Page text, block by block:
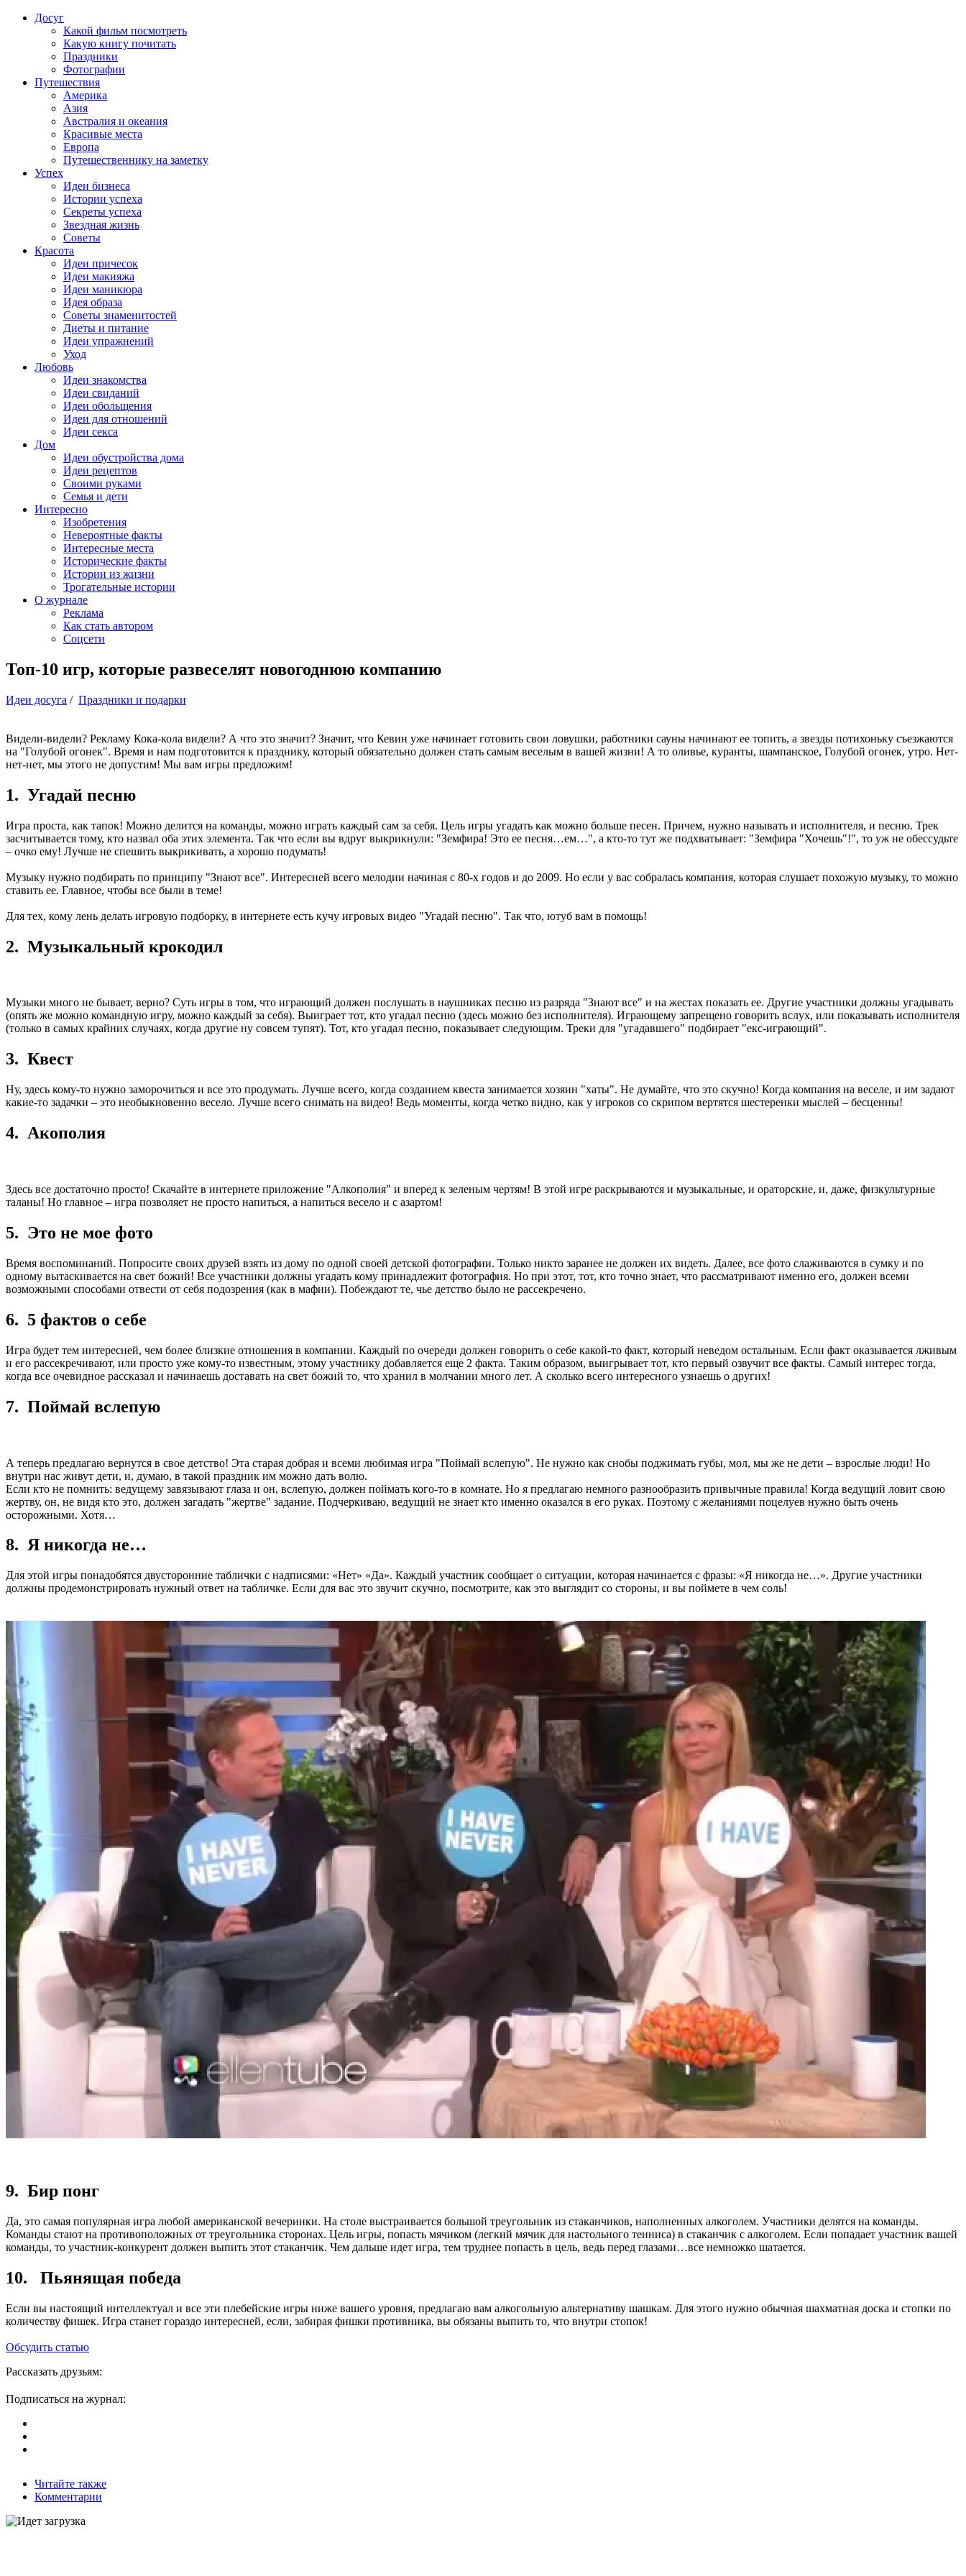
Досуг
Какой фильм посмотреть
Какую книгу почитать
Праздники
Фотографии
Путешествия
Америка
Азия
Австралия и океания
Красивые места
Европа
Путешественнику на заметку
Успех
Идеи бизнеса
Истории успеха
Секреты успеха
Звездная жизнь
Советы
Красота
Идеи причесок
Идеи макияжа
Идеи маникюра
Идея образа
Советы знаменитостей
Диеты и питание
Идеи упражнений
Уход
Любовь
Идеи знакомства
Идеи свиданий
Идеи обольщения
Идеи для отношений
Идеи секса
Дом
Идеи обустройства дома
Идеи рецептов
Своими руками
Семья и дети
Интересно
Изобретения
Невероятные факты
Интересные места
Исторические факты
Истории из жизни
Трогательные истории
О журнале
Реклама
Как стать автором
Соцсети
Топ-10 игр, которые развеселят новогоднюю компанию
Идеи досуга / Праздники и подарки
Видели-видели? Рекламу Кока-кола видели? А что это значит? Значит, что Кевин уже начинает готовить свои ловушки, работники сауны начинают ее топить, а звезды потихоньку съезжаются
на "Голубой огонек". Время и нам подготовится к празднику, который обязательно должен стать самым веселым в вашей жизни! А то оливье, куранты, шампанское, Голубой огонек, утро. Нет-
нет-нет, мы этого не допустим! Мы вам игры предложим!
1. Угадай песню
Игра проста, как тапок! Можно делится на команды, можно играть каждый сам за себя. Цель игры угадать как можно больше песен. Причем, нужно называть и исполнителя, и песню. Трек
засчитывается тому, кто назвал оба этих элемента. Так что если вы вдруг выкрикнули: "Земфира! Это ее песня…ем…", а кто-то тут же подхватывает: "Земфира "Хочешь"!", то уж не обессудьте
– очко ему! Лучше не спешить выкрикивать, а хорошо подумать!
Музыку нужно подбирать по принципу "Знают все". Интересней всего мелодии начиная с 80-х годов и до 2009. Но если у вас собралась компания, которая слушает похожую музыку, то можно
ставить ее. Главное, чтобы все были в теме!
Для тех, кому лень делать игровую подборку, в интернете есть кучу игровых видео "Угадай песню". Так что, ютуб вам в помощь!
2. Музыкальный крокодил
Музыки много не бывает, верно? Суть игры в том, что играющий должен послушать в наушниках песню из разряда "Знают все" и на жестах показать ее. Другие участники должны угадывать
(опять же можно командную игру, можно каждый за себя). Выиграет тот, кто угадал песню (здесь можно без исполнителя). Играющему запрещено говорить вслух, или показывать исполнителя
(только в самых крайних случаях, когда другие ну совсем тупят). Тот, кто угадал песню, показывает следующим. Треки для "угадавшего" подбирает "екс-играющий".
3. Квест
Ну, здесь кому-то нужно заморочиться и все это продумать. Лучше всего, когда созданием квеста занимается хозяин "хаты". Не думайте, что это скучно! Когда компания на веселе, и им задают
какие-то задачки – это необыкновенно весело. Лучше всего снимать на видео! Ведь моменты, когда четко видно, как у игроков со скрипом вертятся шестеренки мыслей – бесценны!
4. Акополия
Здесь все достаточно просто! Скачайте в интернете приложение "Алкополия" и вперед к зеленым чертям! В этой игре раскрываются и музыкальные, и ораторские, и, даже, физкультурные
таланы! Но главное – игра позволяет не просто напиться, а напиться весело и с азартом!
5. Это не мое фото
Время воспоминаний. Попросите своих друзей взять из дому по одной своей детской фотографии. Только никто заранее не должен их видеть. Далее, все фото слаживаются в сумку и по
одному вытаскивается на свет божий! Все участники должны угадать кому принадлежит фотография. Но при этот, тот, кто точно знает, что рассматривают именно его, должен всеми
возможными способами отвести от себя подозрения (как в мафии). Побеждают те, чье детство было не рассекречено.
6. 5 фактов о себе
Игра будет тем интересней, чем более близкие отношения в компании. Каждый по очереди должен говорить о себе какой-то факт, который неведом остальным. Если факт оказывается лживым
и его рассекречивают, или просто уже кому-то известным, этому участнику добавляется еще 2 факта. Таким образом, выигрывает тот, кто первый озвучит все факты. Самый интерес тогда,
когда все очевидное рассказал и начинаешь доставать на свет божий то, что хранил в молчании много лет. А сколько всего интересного узнаешь о других!
7. Поймай вслепую
А теперь предлагаю вернутся в свое детство! Эта старая добрая и всеми любимая игра "Поймай вслепую". Не нужно как снобы поджимать губы, мол, мы же не дети – взрослые люди! Но
внутри нас живут дети, и, думаю, в такой праздник им можно дать волю.
Если кто не помнить: ведущему завязывают глаза и он, вслепую, должен поймать кого-то в комнате. Но я предлагаю немного разнообразить привычные правила! Когда ведущий ловит свою
жертву, он, не видя кто это, должен загадать "жертве" задание. Подчеркиваю, ведущий не знает кто именно оказался в его руках. Поэтому с желаниями поцелуев нужно быть очень
осторожными. Хотя…
8. Я никогда не…
Для этой игры понадобятся двусторонние таблички с надписями: «Нет» «Да». Каждый участник сообщает о ситуации, которая начинается с фразы: «Я никогда не…». Другие участники
должны продемонстрировать нужный ответ на табличке. Если для вас это звучит скучно, посмотрите, как это выглядит со стороны, и вы поймете в чем соль!
9. Бир понг
Да, это самая популярная игра любой американской вечеринки. На столе выстраивается большой треугольник из стаканчиков, наполненных алкоголем. Участники делятся на команды.
Команды стают на противоположных от треугольника сторонах. Цель игры, попасть мячиком (легкий мячик для настольного тенниса) в стаканчик с алкоголем. Если попадает участник вашей
команды, то участник-конкурент должен выпить этот стаканчик. Чем дальше идет игра, тем труднее попасть в цель, ведь перед глазами…все немножко шатается.
10. Пьянящая победа
Если вы настоящий интеллектуал и все эти плебейские игры ниже вашего уровня, предлагаю вам алкогольную альтернативу шашкам. Для этого нужно обычная шахматная доска и стопки по
количеству фишек. Игра станет гораздо интересней, если, забирая фишки противника, вы обязаны выпить то, что внутри стопок!
Обсудить статью
Рассказать друзьям:
Подписаться на журнал:
Читайте также
Комментарии